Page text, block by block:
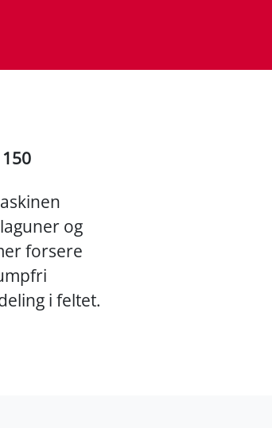
150
og
forsere
i feltet.